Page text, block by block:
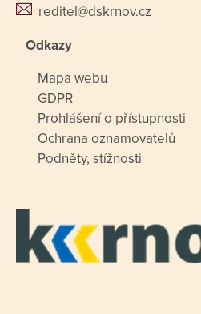
reditel@dskrnov.cz
Odkazy
Mapa webu
GDPR
Prohlášení o přístupnosti
Ochrana oznamovatelů
Podněty, stížnosti